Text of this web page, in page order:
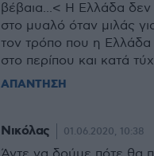
βέβαια...< Η Ελλάδα δεν
στο μυαλό όταν μιλάς
τον τρόπο που η
στο περίπου και κατά
ΑΠΑΝΤΗΣΗ
Νικόλας 01.06.2020, 10:38